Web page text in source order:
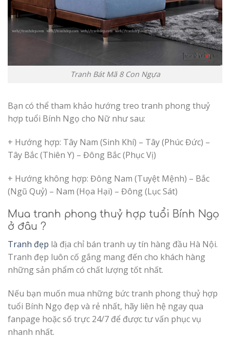
Tranh Bát Mã 8 Con Ngựa
Bạn có thể tham khảo hướng treo tranh phong thuỷ
hợp tuổi Bính Ngọ cho Nữ như sau:
+ Hướng hợp: Tây Nam (Sinh Khí) – Tây (Phúc Đức) –
Tây Bắc (Thiên Y) – Đông Bắc (Phục Vị)
+ Hướng không hợp: Đông Nam (Tuyệt Mệnh) – Bắc
(Ngũ Quỷ) – Nam (Họa Hại) – Đông (Lục Sát)
Mua tranh phong thuỷ hợp tuổi Bính Ngọ
ở đâu ?
Tranh đẹp là địa chỉ bán tranh uy tín hàng đầu Hà Nội.
Tranh đẹp luôn cố gắng mang đến cho khách hàng
những sản phẩm có chất lượng tốt nhất.
Nếu bạn muốn mua những bức tranh phong thuỷ hợp
tuổi Bính Ngọ đẹp và rẻ nhất, hãy liên hệ ngay qua
fanpage hoặc số trực 24/7 để được tư vấn phục vụ
nhanh nhất.